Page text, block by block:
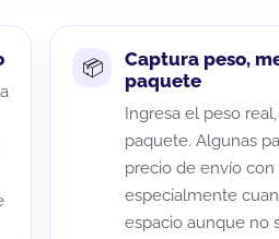
Captura peso,
paquete
Ingresa el peso
paquete. Algunas
precio de envío
especialmente
espacio aunque no